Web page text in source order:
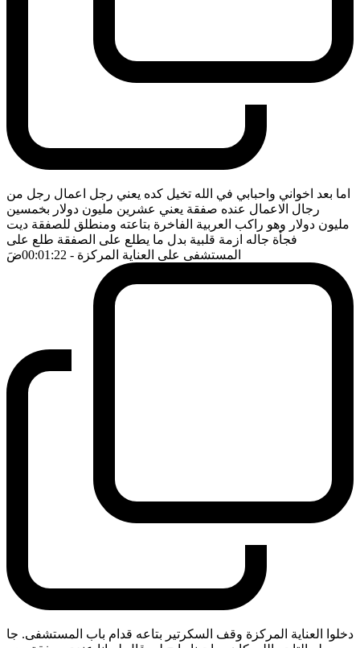
اما بعد اخواني واحبابي في الله تخيل كده يعني رجل اعمال رجل من
رجال الاعمال عنده صفقة يعني عشرين مليون دولار بخمسين
مليون دولار وهو راكب العربية الفاخرة بتاعته ومنطلق للصفقة ديت
فجأة جاله ازمة قلبية بدل ما يطلع على الصفقة طلع على
المستشفى على العناية المركزة - 00:01:22 ضَ
دخلوا العناية المركزة وقف السكرتير بتاعه قدام باب المستشفى. جا